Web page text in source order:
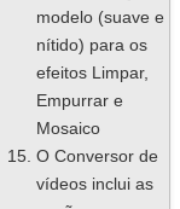
modelo (suave e
nítido) para os
efeitos Limpar,
Empurrar e
Mosaico
O Conversor de
vídeos inclui as